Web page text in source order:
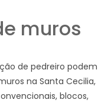
muros
de pedreiro podem
na Santa Cecilia,
blocos,